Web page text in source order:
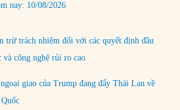
nay: 10/08/2026
trừ trách nhiệm đối với các quyết định đầu
và công nghệ rủi ro cao
giao của Trump đang đẩy Thái Lan về